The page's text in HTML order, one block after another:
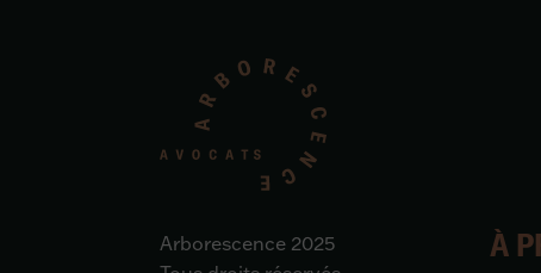
Arborescence 2025
À